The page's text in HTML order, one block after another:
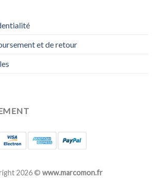
et de retour
2026 © www.marcomon.fr